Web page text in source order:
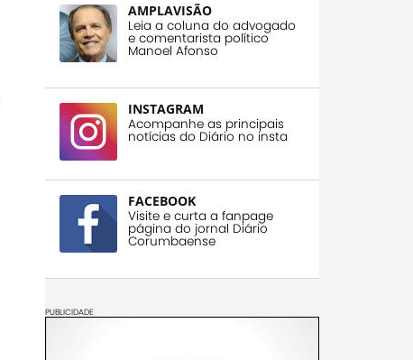
AMPLAVISÃO
Leia a coluna do advogado
e comentarista político
Manoel Afonso
INSTAGRAM
Acompanhe as principais
notícias do Diário no insta
FACEBOOK
Visite e curta a fanpage
página do jornal Diário
Corumbaense
PUBLICIDADE